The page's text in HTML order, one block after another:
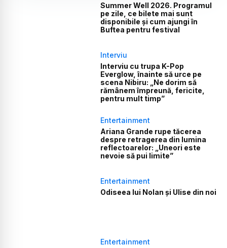
Summer Well 2026. Programul
pe zile, ce bilete mai sunt
disponibile și cum ajungi în
Buftea pentru festival
Interviu
Interviu cu trupa K-Pop
Everglow, înainte să urce pe
scena Nibiru: „Ne dorim să
rămânem împreună, fericite,
pentru mult timp”
Entertainment
Ariana Grande rupe tăcerea
despre retragerea din lumina
reflectoarelor: „Uneori este
nevoie să pui limite”
Entertainment
Odiseea lui Nolan și Ulise din noi
Entertainment